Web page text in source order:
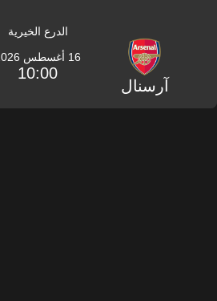
الدرع الخيرية
آرسنال
16 أغسطس 2026
10:00